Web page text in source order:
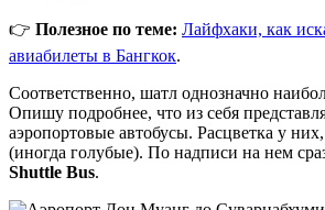
👉 Полезное по теме: Лайфхаки, как
авиабилеты в Бангкок.
Соответственно, шатл однозначно
Опишу подробнее, что из себя
аэропортовые автобусы. Расцветка у
(иногда голубые). По надписи на нем
Shuttle Bus.